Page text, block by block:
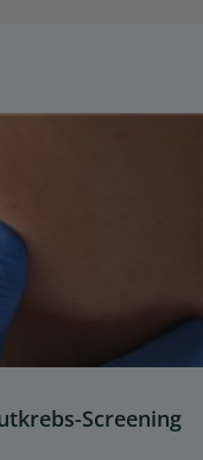
Screening